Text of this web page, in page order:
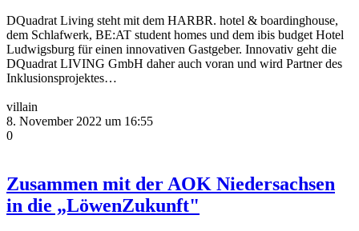
DQuadrat Living steht mit dem HARBR. hotel & boardinghouse,
dem Schlafwerk, BE:AT student homes und dem ibis budget Hotel
Ludwigsburg für einen innovativen Gastgeber. Innovativ geht die
DQuadrat LIVING GmbH daher auch voran und wird Partner des
Inklusionsprojektes…
villain
8. November 2022 um 16:55
0
Zusammen mit der AOK Niedersachsen
in die „LöwenZukunft"